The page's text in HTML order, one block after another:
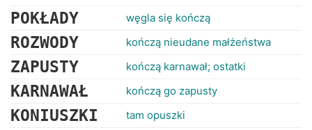
POKŁADY węgla się kończą
ROZWODY kończą nieudane małżeństwa
ZAPUSTY kończą karnawał; ostatki
KARNAWAŁ kończą go zapusty
KONIUSZKI tam opuszki